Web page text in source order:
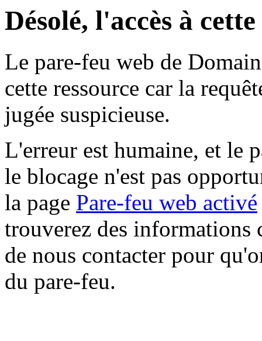
Désolé, l'accès à
Le pare-feu web de
cette ressource car la
jugée suspicieuse.
L'erreur est humaine, et le
le blocage n'est pas
la page Pare-feu web activé
trouverez des informations
de nous contacter pour
du pare-feu.